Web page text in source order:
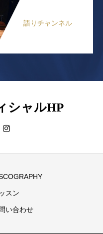
語りチャンネル
シャルHP
スン
い合わせ